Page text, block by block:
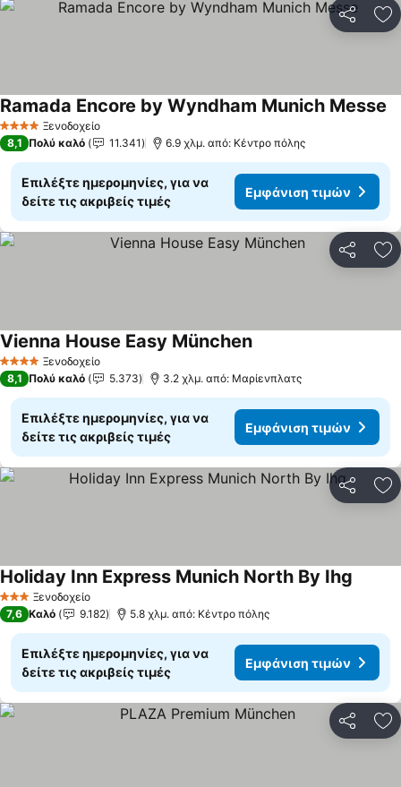
4 ΑστέριαΞενοδοχείο
Ramada Encore by Wyndham Munich Messe
8,1 Πολύ καλό 11.341 6.9 χλμ. από: Κέντρο πόλης
Επιλέξτε ημερομηνίες, για να
δείτε τις ακριβείς τιμές
Εμφάνιση τιμών
4 ΑστέριαΞενοδοχείο
Vienna House Easy MünchenΕμφάνιση τιμών
8,1 Πολύ καλό 5.373 3.2 χλμ. από: Μαρίενπλατς
Επιλέξτε ημερομηνίες, για να
δείτε τις ακριβείς τιμές
Εμφάνιση τιμών
3 ΑστέριαΞενοδοχείο
Holiday Inn Express Munich North By Ihg
7,6 Καλό 9.182 5.8 χλμ. από: Κέντρο πόλης
Επιλέξτε ημερομηνίες, για να
δείτε τις ακριβείς τιμές
Εμφάνιση τιμών